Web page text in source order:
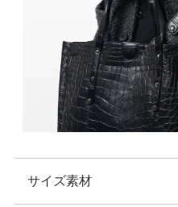
サイズ素材